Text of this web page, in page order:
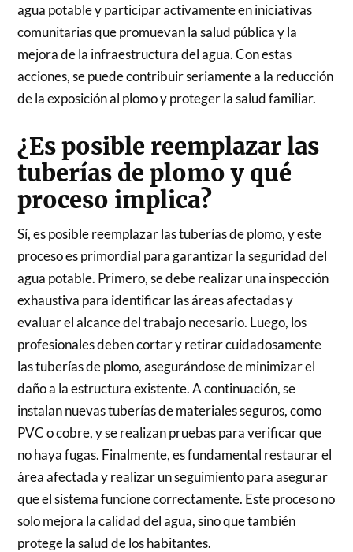
agua potable y participar activamente en iniciativas
comunitarias que promuevan la salud pública y la
mejora de la infraestructura del agua. Con estas
acciones, se puede contribuir seriamente a la reducción
de la exposición al plomo y proteger la salud familiar.
¿Es posible reemplazar las
tuberías de plomo y qué
proceso implica?
Sí, es posible reemplazar las tuberías de plomo, y este
proceso es primordial para garantizar la seguridad del
agua potable. Primero, se debe realizar una inspección
exhaustiva para identificar las áreas afectadas y
evaluar el alcance del trabajo necesario. Luego, los
profesionales deben cortar y retirar cuidadosamente
las tuberías de plomo, asegurándose de minimizar el
daño a la estructura existente. A continuación, se
instalan nuevas tuberías de materiales seguros, como
PVC o cobre, y se realizan pruebas para verificar que
no haya fugas. Finalmente, es fundamental restaurar el
área afectada y realizar un seguimiento para asegurar
que el sistema funcione correctamente. Este proceso no
solo mejora la calidad del agua, sino que también
protege la salud de los habitantes.